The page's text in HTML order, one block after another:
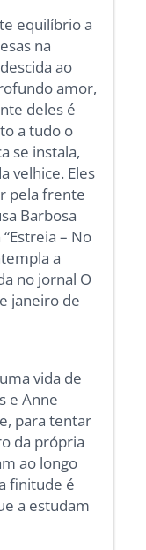
equilíbrio a
na
ao
amor,
deles é
a tudo o
se instala,
velhice. Eles
pela frente
Barbosa
– No
a
no jornal O
janeiro de
vida de
e Anne
para tentar
da própria
ao longo
finitude é
a estudam